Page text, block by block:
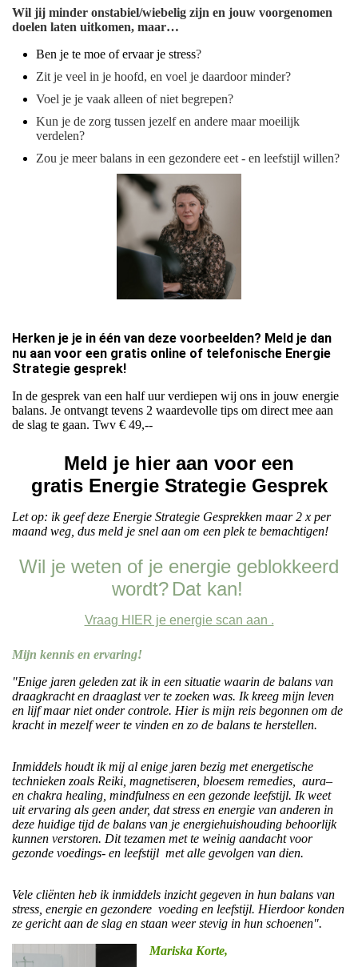
Wil jij minder onstabiel/wiebelig zijn en jouw voorgenomen
doelen laten uitkomen, maar…
Ben je te moe of ervaar je stress?
Zit je veel in je hoofd, en voel je daardoor minder?
Voel je je vaak alleen of niet begrepen?
Kun je de zorg tussen jezelf en andere maar moeilijk
verdelen?
Zou je meer balans in een gezondere eet - en leefstijl willen?
Herken je je in één van deze voorbeelden? Meld je dan
nu aan voor een gratis online of telefonische Energie
Strategie gesprek!
In de gesprek van een half uur verdiepen wij ons in jouw energie
balans. Je ontvangt tevens 2 waardevolle tips om direct mee aan
de slag te gaan. Twv € 49,--
Meld je hier aan voor een
gratis Energie Strategie Gesprek
Let op: ik geef deze Energie Strategie Gesprekken maar 2 x per
maand weg, dus meld je snel aan om een plek te bemachtigen!
Wil je weten of je energie geblokkeerd
wordt? Dat kan!
Vraag HIER je energie scan aan .
Mijn kennis en ervaring!
"Enige jaren geleden zat ik in een situatie waarin de balans van
draagkracht en draaglast ver te zoeken was. Ik kreeg mijn leven
en lijf maar niet onder controle. Hier is mijn reis begonnen om de
kracht in mezelf weer te vinden en zo de balans te herstellen.
Inmiddels houdt ik mij al enige jaren bezig met energetische
technieken zoals Reiki, magnetiseren, bloesem remedies, aura–
en chakra healing, mindfulness en een gezonde leefstijl. Ik weet
uit ervaring als geen ander, dat stress en energie van anderen in
deze huidige tijd de balans van je energiehuishouding behoorlijk
kunnen verstoren. Dit tezamen met te weinig aandacht voor
gezonde voedings- en leefstijl met alle gevolgen van dien.
Vele cliënten heb ik inmiddels inzicht gegeven in hun balans van
stress, energie en gezondere voeding en leefstijl. Hierdoor konden
ze gericht aan de slag en staan weer stevig in hun schoenen".
Mariska Korte,